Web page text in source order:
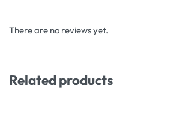
There are no reviews yet.
Related products